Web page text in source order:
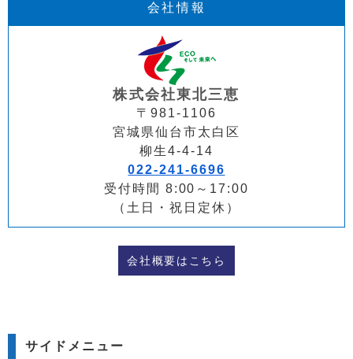
会社情報
株式会社東北三恵
〒981-1106
宮城県仙台市太白区
柳生4-4-14
022-241-6696
受付時間 8:00～17:00
（土日・祝日定休）
会社概要はこちら
サイドメニュー